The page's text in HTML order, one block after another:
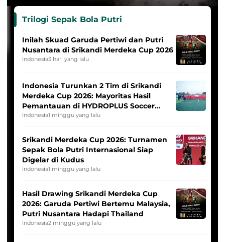
Trilogi Sepak Bola Putri
Inilah Skuad Garuda Pertiwi dan Putri
Nusantara di Srikandi Merdeka Cup 2026
Indonesia3 hari yang lalu
Indonesia Turunkan 2 Tim di Srikandi
Merdeka Cup 2026: Mayoritas Hasil
Pemantauan di HYDROPLUS Soccer
League
Indonesia1 minggu yang lalu
Srikandi Merdeka Cup 2026: Turnamen
Sepak Bola Putri Internasional Siap
Digelar di Kudus
Indonesia1 minggu yang lalu
Hasil Drawing Srikandi Merdeka Cup
2026: Garuda Pertiwi Bertemu Malaysia,
Putri Nusantara Hadapi Thailand
Indonesia2 minggu yang lalu